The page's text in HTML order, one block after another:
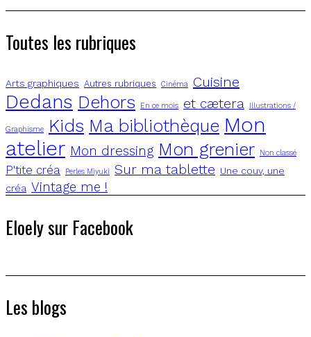
Toutes les rubriques
Arts graphiques Autres rubriques Cinéma Cuisine
Dedans Dehors En ce mois et cætera Illustrations /
Graphisme Kids Ma bibliothèque Mon
atelier Mon dressing Mon grenier Non classé
P'tite créa Perles Miyuki Sur ma tablette Une couv, une
créa Vintage me !
Eloely sur Facebook
Les blogs